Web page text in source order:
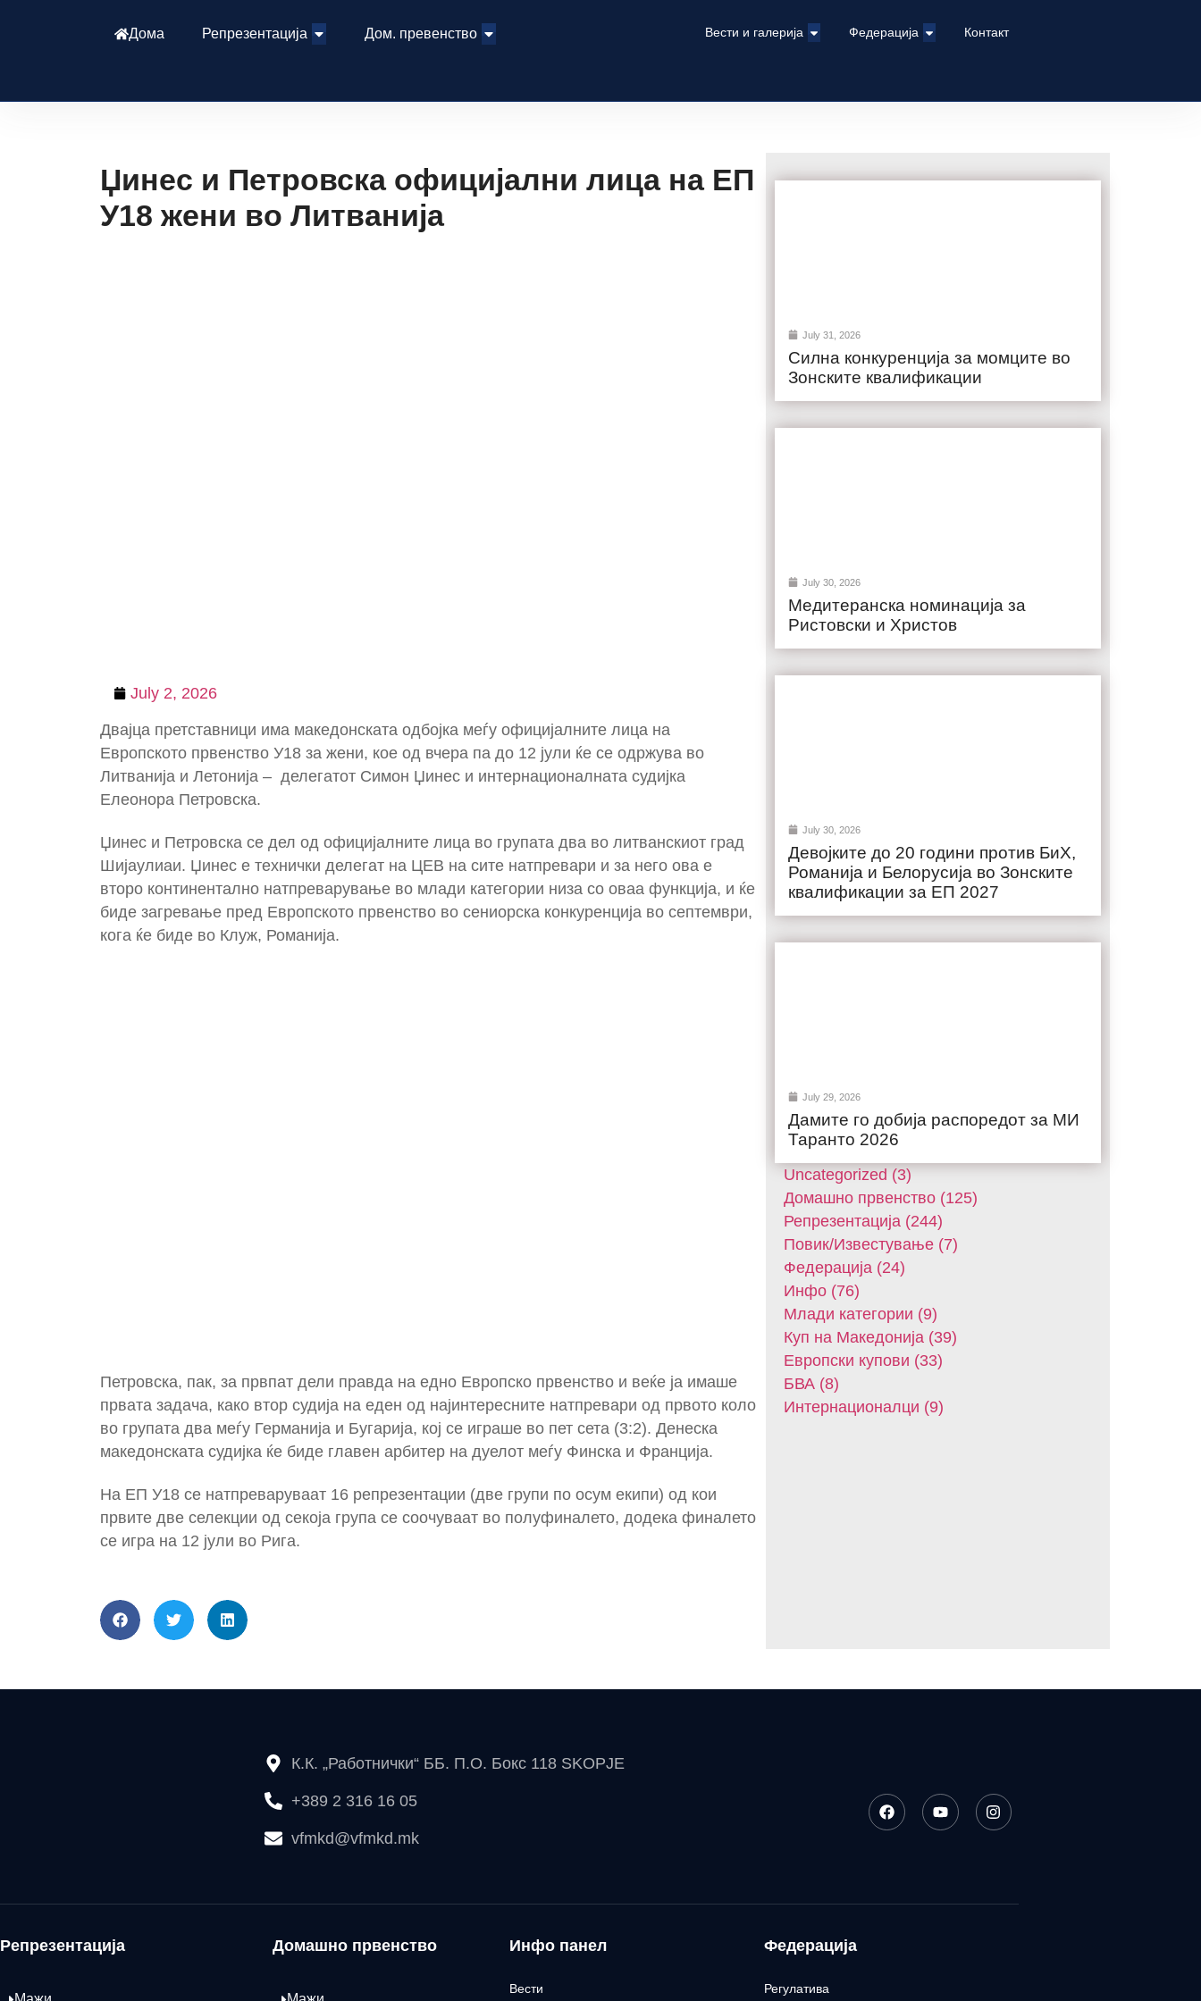
Дома Репрезентација Дом. превенство Вести и галерија Федерација Контакт
Џинес и Петровска официјални лица на ЕП
У18 жени во Литванија
July 2, 2026
Двајца претставници има македонската одбојка меѓу официјалните лица на
Европското првенство У18 за жени, кое од вчера па до 12 јули ќе се одржува во
Литванија и Летонија – делегатот Симон Џинес и интернационалната судијка
Елеонора Петровска.
Џинес и Петровска се дел од официјалните лица во групата два во литванскиот град
Шијаулиаи. Џинес е технички делегат на ЦЕВ на сите натпревари и за него ова е
второ континентално натпреварување во млади категории низа со оваа функција, и ќе
биде загревање пред Европското првенство во сениорска конкуренција во септември,
кога ќе биде во Клуж, Романија.
Петровска, пак, за првпат дели правда на едно Европско првенство и веќе ја имаше
првата задача, како втор судија на еден од најинтересните натпревари од првото коло
во групата два меѓу Германија и Бугарија, кој се играше во пет сета (3:2). Денеска
македонската судијка ќе биде главен арбитер на дуелот меѓу Финска и Франција.
На ЕП У18 се натпреваруваат 16 репрезентации (две групи по осум екипи) од кои
првите две селекции од секоја група се соочуваат во полуфиналето, додека финалето
се игра на 12 јули во Рига.
July 31, 2026
Силна конкуренција за момците во
Зонските квалификации
July 30, 2026
Медитеранска номинација за
Ристовски и Христов
July 30, 2026
Девојките до 20 години против БиХ,
Романија и Белорусија во Зонските
квалификации за ЕП 2027
July 29, 2026
Дамите го добија распоредот за МИ
Таранто 2026
Uncategorized (3)
Домашнo првенство (125)
Репрезентација (244)
Повик/Известување (7)
Федерација (24)
Инфо (76)
Млади категории (9)
Куп на Македонија (39)
Европски купови (33)
БВА (8)
Интернационалци (9)
К.К. „Работнички“ ББ. П.О. Бокс 118 SKOPJE
+389 2 316 16 05
vfmkd@vfmkd.mk
Репрезентација Домашно првенство Инфо панел
Вести
Федерација
Регулатива